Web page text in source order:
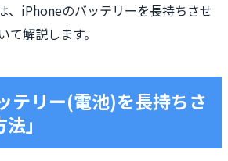
、iPhoneのバッテリーを長持ちさせ
て解説します。
テリー(電池)を長持ちさ
」